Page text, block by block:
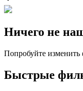
Ничего не
Попробуйте
Быстрые